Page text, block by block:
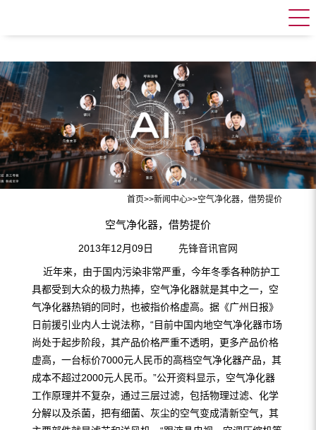
首页>>新闻中心>>空气净化器，借势提价
空气净化器，借势提价
2013年12月09日 先锋音讯官网
近年来，由于国内污染非常严重，今年冬季各种防护工
具都受到大众的极力热捧，空气净化器就是其中之一，空
气净化器热销的同时，也被指价格虚高。据《广州日报》
日前援引业内人士说法称，“目前中国内地空气净化器市场
尚处于起步阶段，其产品价格严重不透明，更多产品价格
虚高，一台标价7000元人民币的高档空气净化器产品，其
成本不超过2000元人民币。”公开资料显示，空气净化器
工作原理并不复杂，通过三层过滤，包括物理过滤、化学
分解以及杀菌，把有细菌、灰尘的空气变成清新空气，其